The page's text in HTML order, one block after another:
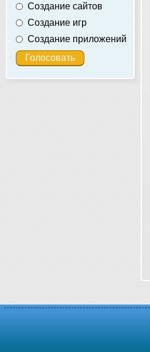
Создание сайтов
Создание игр
Создание приложений